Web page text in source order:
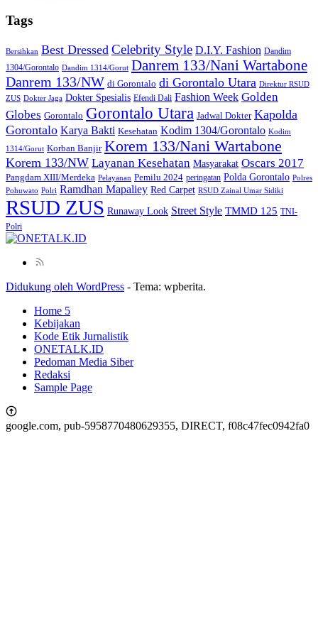
Tags
Bersihkan Best Dressed Celebrity Style D.I.Y. Fashion Dandim
1304/Gorontalo Dandim 1314/Gorut Danrem 133/Nani Wartabone
Danrem 133/NW di Gorontalo di Gorontalo Utara Direktur RSUD
ZUS Dokter Jaga Dokter Spesialis Efendi Dali Fashion Week Golden
Globes Gorontalo Gorontalo Utara Jadwal Dokter Kapolda
Gorontalo Karya Bakti Kesehatan Kodim 1304/Gorontalo Kodim
1314/Gorut Korban Banjir Korem 133/Nani Wartabone
Korem 133/NW Layanan Kesehatan Masyarakat Oscars 2017
Pangdam XIII/Merdeka Pelayanan Pemilu 2024 peringatan Polda Gorontalo Polres
Pohuwato Polri Ramdhan Mapaliey Red Carpet RSUD Zainal Umar Sidiki
RSUD ZUS Runaway Look Street Style TMMD 125 TNI-
Polri
Didukung oleh WordPress - Tema: wpberita.
Home 5
Kebijakan
Kode Etik Jurnalistik
ONETALK.ID
Pedoman Media Siber
Redaksi
Sample Page
google.com, pub-5958770480629355, DIRECT, f08c47fec0942fa0